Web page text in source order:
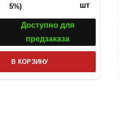
5%)
шт
Доступно для
предзаказа
В КОРЗИНУ